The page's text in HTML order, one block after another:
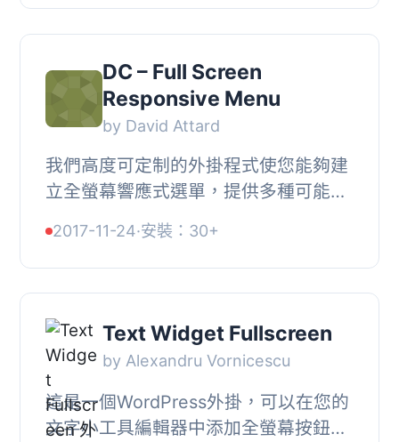
DC – Full Screen
Responsive Menu
by David Attard
我們高度可定制的外掛程式使您能夠建
立全螢幕響應式選單，提供多種可能的
認情況下這使它非常時尚（這是現在網
頁設計中最...
2017-11-24·安裝：30+
Text Widget Fullscreen
by Alexandru Vornicescu
這是一個WordPress外掛，可以在您的
文字小工具編輯器中添加全螢幕按鈕功